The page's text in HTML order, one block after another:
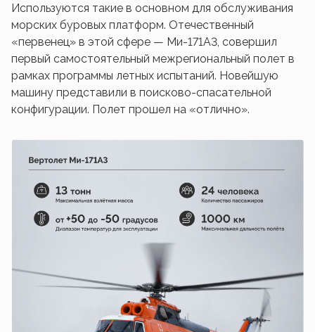
Используются такие в основном для обслуживания
морских буровых платформ. Отечественный
«первенец» в этой сфере — Ми-171А3, совершил
первый самостоятельный межрегиональный полет в
рамках программы летных испытаний. Новейшую
машину представили в поисково-спасательной
конфигурации. Полет прошел на «отлично».